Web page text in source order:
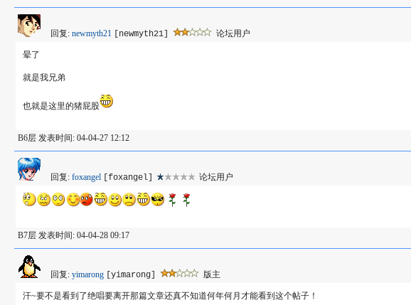
回复: newmyth21 [newmyth21] 论坛用户
晕了
就是我兄弟
也就是这里的猪屁股
B6层 发表时间: 04-04-27 12:12
回复: foxangel [foxangel] 论坛用户
B7层 发表时间: 04-04-28 09:17
回复: yimarong [yimarong] 版主
汗~要不是看到了绝唱要离开那篇文章还真不知道何年何月才能看到这个帖子！